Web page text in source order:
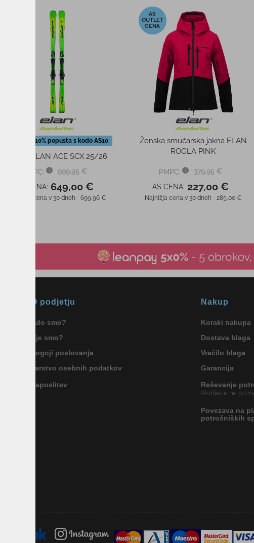
Smuči ELAN ACE SCX 25/26
Dodatnih 10% popusta s kodo AS10
PMPC:
999,95 €
AS CENA: 649,00 €
Najnižja cena v 30 dneh 699,96 €
-40%
Ženska smučarska jakna ELAN
ROGLA PINK
PMPC:
379,95 €
AS CENA: 227,00 €
Najnižja cena v 30 dneh 285,00 €
O podjetju
Kdo smo?
Kje smo?
Pogoji poslovanja
Varstvo osebnih podatkov
Zaposlitev
Nakup
Koraki nakupa
Dostava blaga
Vračilo blaga
Garancija
Reševanje
(Podjetje ne
Povezava na
potrošniških